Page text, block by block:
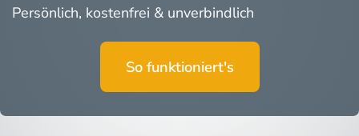
Persönlich, kostenfrei & unverbindlich
So funktioniert's